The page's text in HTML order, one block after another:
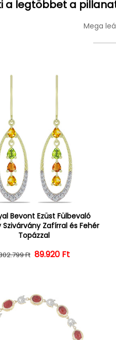
a legtöbbet a
Mega
Bevont Ezüst Fülbevaló
Szivárvány Zafírral és Fehér
Topázzal
Normál ár
Ft Kedvezményes ár
89.920 Ft